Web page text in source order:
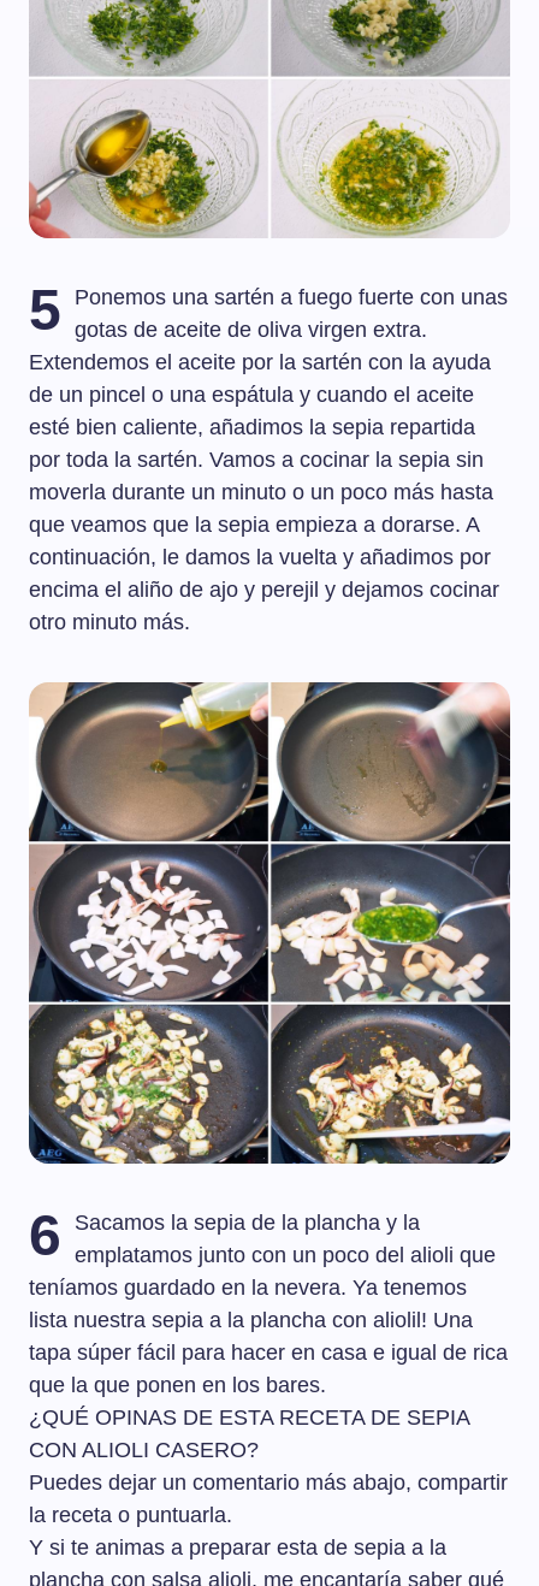
5
Ponemos una sartén a fuego fuerte con unas
gotas de aceite de oliva virgen extra.
Extendemos el aceite por la sartén con la ayuda
de un pincel o una espátula y cuando el aceite
esté bien caliente, añadimos la sepia repartida
por toda la sartén. Vamos a cocinar la sepia sin
moverla durante un minuto o un poco más hasta
que veamos que la sepia empieza a dorarse. A
continuación, le damos la vuelta y añadimos por
encima el aliño de ajo y perejil y dejamos cocinar
otro minuto más.
6
Sacamos la sepia de la plancha y la
emplatamos junto con un poco del alioli que
teníamos guardado en la nevera. Ya tenemos
lista nuestra sepia a la plancha con aliolil! Una
tapa súper fácil para hacer en casa e igual de rica
que la que ponen en los bares.
¿QUÉ OPINAS DE ESTA RECETA DE SEPIA
CON ALIOLI CASERO?
Puedes dejar un comentario más abajo, compartir
la receta o puntuarla.
Y si te animas a preparar esta de sepia a la
plancha con salsa alioli, me encantaría saber qué